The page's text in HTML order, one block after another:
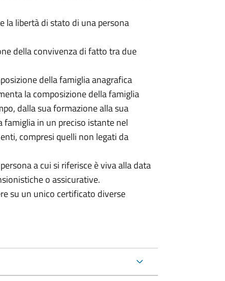
la libertà di stato di una persona
della convivenza di fatto tra due
della famiglia anagrafica
la composizione della famiglia
dalla sua formazione alla sua
famiglia in un preciso istante nel
compresi quelli non legati da
a cui si riferisce è viva alla data
o assicurative.
su un unico certificato diverse